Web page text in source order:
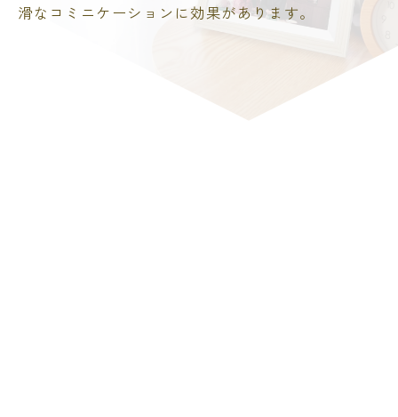
滑なコミニケーションに効果があります。